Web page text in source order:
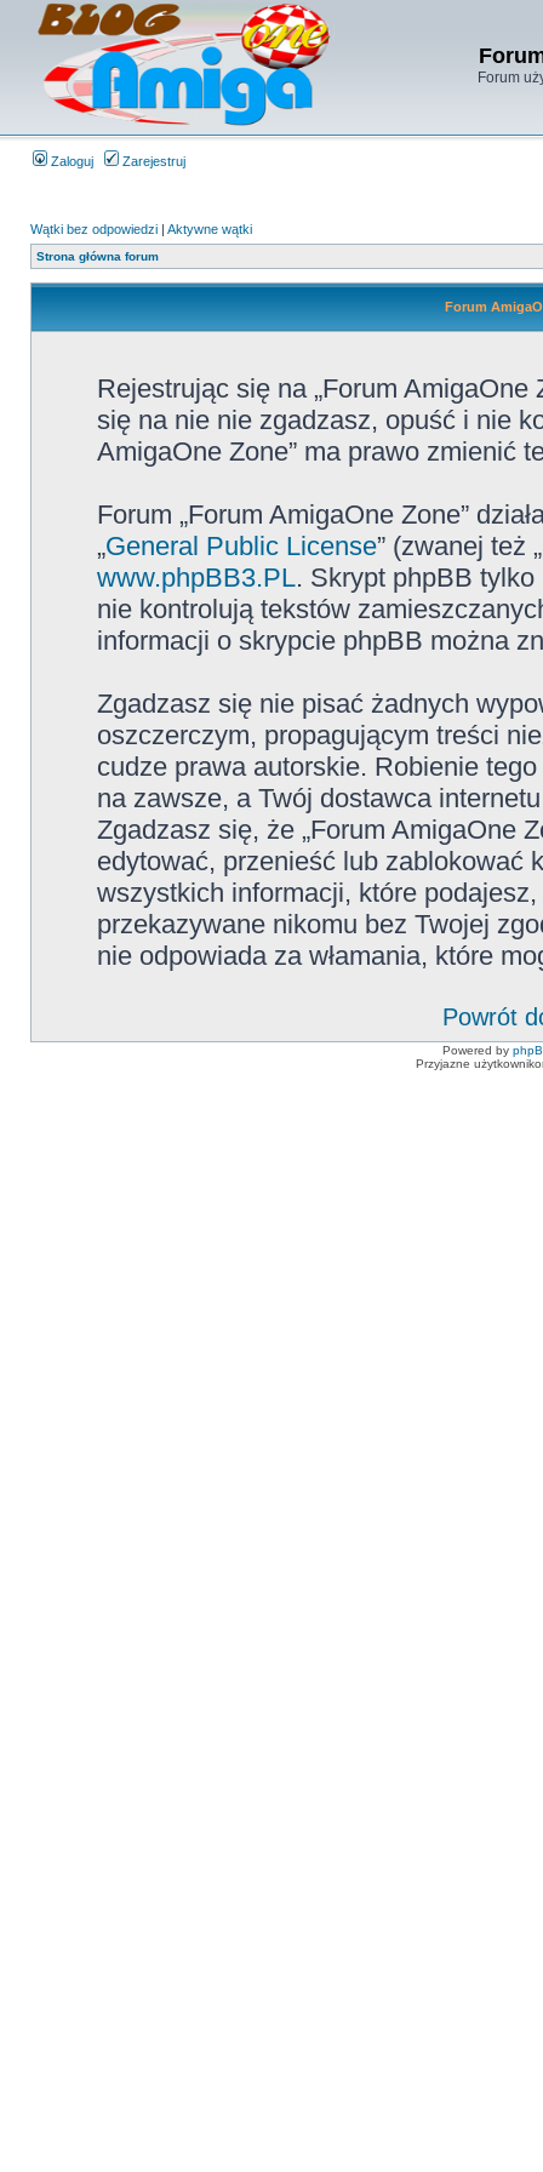
Forum
Zaloguj Zarejestruj
Wątki bez odpowiedzi | Aktywne wątki
Strona główna forum
Forum
Rejestrując się na „Forum
się na nie nie zgadzasz, opuść i nie
AmigaOne Zone” ma prawo zmienić
Forum „Forum AmigaOne Zone”
„General Public License” (zwanej też
www.phpBB3.PL. Skrypt phpBB tylko
nie kontrolują tekstów
informacji o skrypcie phpBB można
Zgadzasz się nie pisać żadnych
oszczerczym, propagującym treści
cudze prawa autorskie. Robienie
na zawsze, a Twój dostawca
Zgadzasz się, że „Forum AmigaOne
edytować, przenieść lub zablokować
wszystkich informacji, które
przekazywane nikomu bez Twojej
nie odpowiada za włamania, które
Powrót
Powered by
Przyjazne